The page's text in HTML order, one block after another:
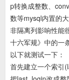
p转换成整数、
数等mysql内置的大
非隔离列影响性能
十六军规》中的一
以下就测试一下：
首先建立一个索引